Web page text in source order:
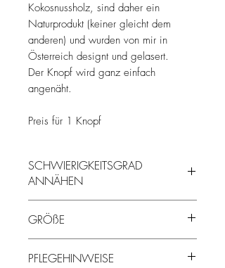
Kokosnussholz, sind daher ein
Naturprodukt (keiner gleicht dem
anderen) und wurden von mir in
Österreich designt und gelasert.
Der Knopf wird ganz einfach
angenäht.
Preis für 1 Knopf
SCHWIERIGKEITSGRAD
ANNÄHEN
GRÖßE
PFLEGEHINWEISE